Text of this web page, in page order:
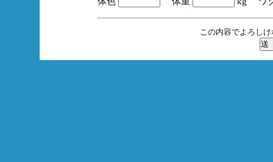
この内容でよろし